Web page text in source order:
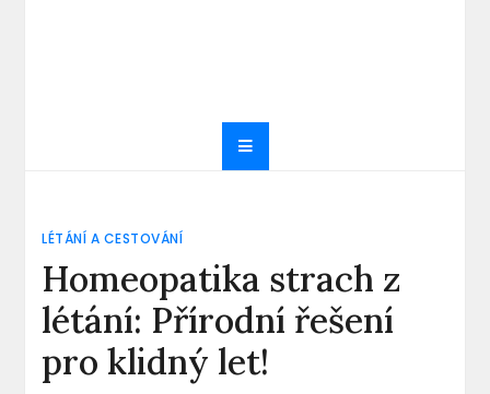
LÉTÁNÍ A CESTOVÁNÍ
Homeopatika strach z
létání: Přírodní řešení
pro klidný let!